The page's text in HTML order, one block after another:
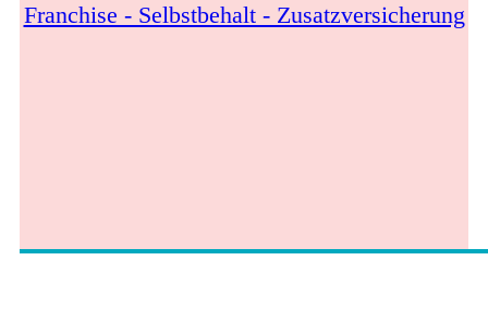
Franchise - Selbstbehalt - Zusatzversicherung